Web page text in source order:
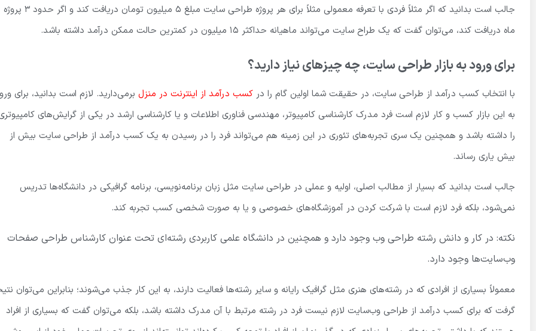
جالب است بدانید که اگر مثلاً فردی با تعرفه معمولی مثلاً برای هر پروژه طراحی سایت مبلغ
ماه دریافت کند، می‌توان گفت که یک طراح سایت می‌تواند ماهیانه حداکثر ۱۵ میلیون در کمترین حالت ممکن درآمد داشته باشد.
برای ورود به بازار طراحی سایت، چه چیزهای نیاز دارید؟
با انتخاب کسب درآمد از طراحی سایت، در حقیقت شما اولین گام را در کسب درآمد از اینترنت در منزل برمی‌دارید. لازم است بدانید، برای
به این بازار کسب و کار لازم است فرد مدرک کارشناسی کامپیوتر، مهندسی فناوری اطلاعات و یا کارشناسی ارشد در یکی از گرایش‌های
را داشته باشد و همچنین یک سری تجربه‌های تئوری در این زمینه هم می‌تواند فرد را در رسیدن به یک کسب درآمد از طراحی سایت بیش از
بیش یاری رساند.
جالب است بدانید که بسیار از مطالب اصلی، اولیه و عملی در طراحی سایت مثل زبان برنامه‌نویسی، برنامه گرافیکی در دانشگاه‌ها تدریس
نمی‌شود، بلکه فرد لازم است با شرکت کردن در آموزشگاه‌های خصوصی و یا به صورت شخصی کسب تجربه کند.
نکته: در کار و دانش رشته طراحی وب وجود دارد و همچنین در دانشگاه علمی کاربردی رشته‌ای تحت عنوان کارشناس طراحی صفحات
وب‌سایت‌ها وجود دارد.
معمولاً بسیاری از افرادی که در رشته‌های هنری مثل گرافیک رایانه و سایر رشته‌ها فعالیت دارند، به این کار جذب می‌شوند؛ بنابراین می‌توان
گرفت که برای کسب درآمد از طراحی وب‌سایت لازم نیست فرد در رشته مرتبط با آن مدرک داشته باشد، بلکه می‌توان گفت که بسیاری از افراد